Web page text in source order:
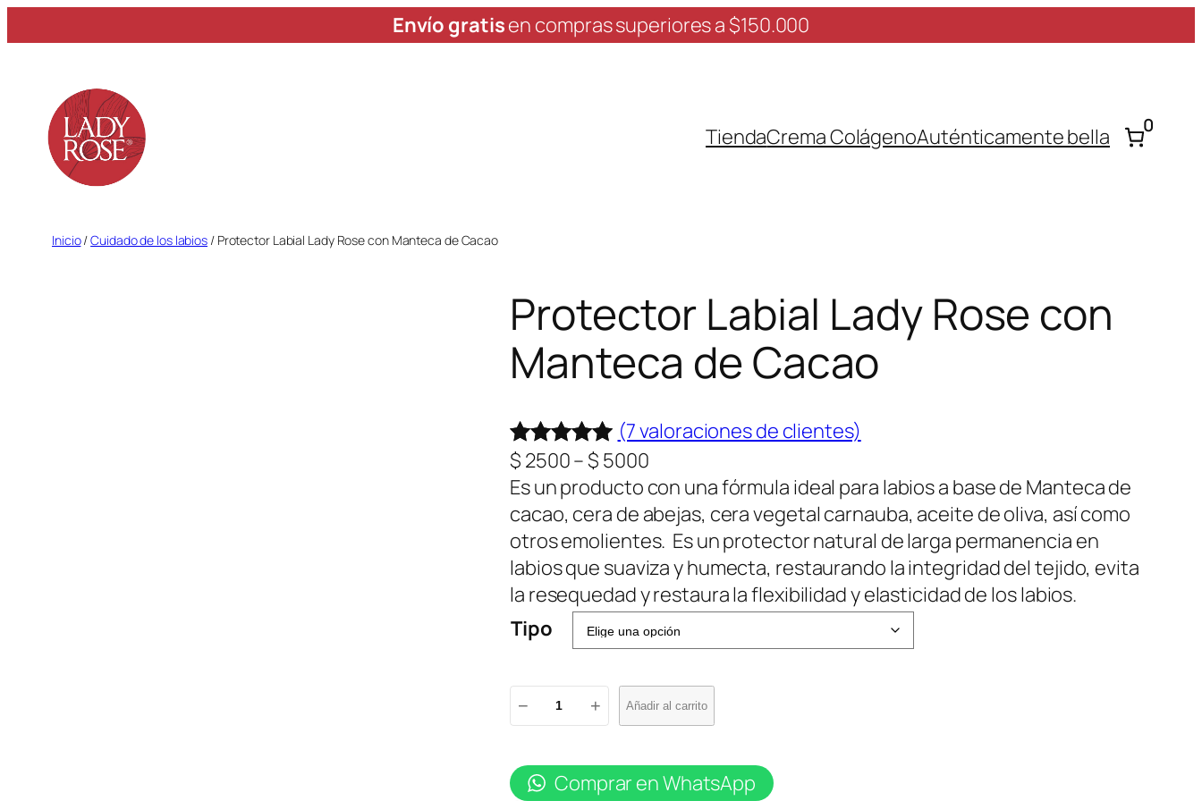
al
Envío gratisen compras superiores a $150.000
TiendaCrema ColágenoAuténticamente bella 0
Inicio/Cuidado de los labios / Protector Labial Lady Rose con Manteca de Cacao
Protector Labial Lady Rose con
Manteca de Cacao
Valorado
con5.00de
5 en base
a
7
valoracione
s de
clientes
(7 valoraciones de clientes)
$ 2500–$ 5000R
a
n
g
o
d
e
p
e
c
o
Es un producto con una fórmula ideal para labios a base de Manteca de
cacao, cera de abejas, cera vegetal carnauba, aceite de oliva, así como
otros emolientes. Es un protector natural de larga permanencia en
labios que suaviza y humecta, restaurando la integridad del tejido, evita
la resequedad y restaura la flexibilidad y elasticidad de los labios.
Tipo
r
t
− + Añadir al carrito
Comprar en WhatsApp